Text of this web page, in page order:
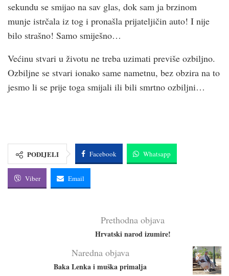
sekundu se smijao na sav glas, dok sam ja brzinom
munje istrčala iz tog i pronašla prijateljičin auto! I nije
bilo strašno! Samo smiješno…
Većinu stvari u životu ne treba uzimati previše ozbiljno.
Ozbiljne se stvari ionako same nametnu, bez obzira na to
jesmo li se prije toga smijali ili bili smrtno ozbiljni…
PODIJELI Facebook Whatsapp
Viber Email
Prethodna objava
Hrvatski narod izumire!
Naredna objava
Baka Lenka i muška primalja